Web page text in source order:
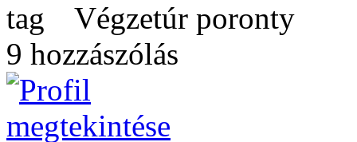
Végzetúr poronty
9 hozzászólás